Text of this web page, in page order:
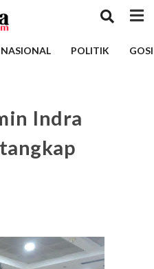
NASIONAL POLITIK
Indra